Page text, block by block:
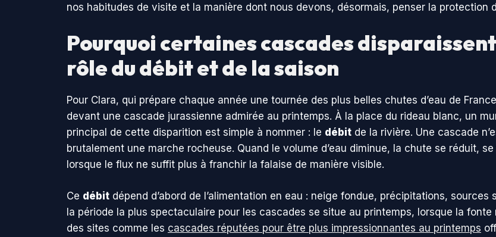
nos habitudes de visite et la manière dont nous devons, désormais, penser la protection
Pourquoi certaines cascades
rôle du débit et de la saison
Pour Clara, qui prépare chaque année une tournée des plus belles chutes d’eau de
devant une cascade jurassienne admirée au printemps. À la place du rideau blanc, un
principal de cette disparition est simple à nommer : le débit de la rivière. Une cascade
brutalement une marche rocheuse. Quand le volume d’eau diminue, la chute se réduit,
lorsque le flux ne suffit plus à franchir la falaise de manière visible.
Ce débit dépend d’abord de l’alimentation en eau : neige fondue, précipitations,
la période la plus spectaculaire pour les cascades se situe au printemps, lorsque la
des sites comme les cascades réputées pour être plus impressionnantes au printemps